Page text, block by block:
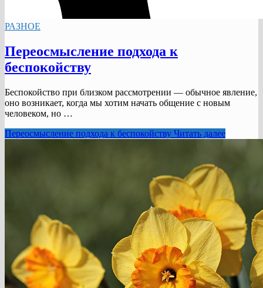
РАЗНОЕ
Переосмысление подхода к
беспокойству
Беспокойство при близком рассмотрении — обычное явление,
оно возникает, когда мы хотим начать общение с новым
человеком, но …
Переосмысление подхода к беспокойству Читать далее